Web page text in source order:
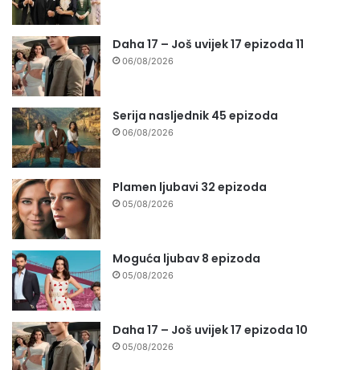
Daha 17 – Još uvijek 17 epizoda 11
06/08/2026
Serija nasljednik 45 epizoda
06/08/2026
Plamen ljubavi 32 epizoda
05/08/2026
Moguća ljubav 8 epizoda
05/08/2026
Daha 17 – Još uvijek 17 epizoda 10
05/08/2026